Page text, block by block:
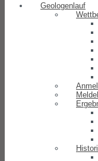
Geologenlauf